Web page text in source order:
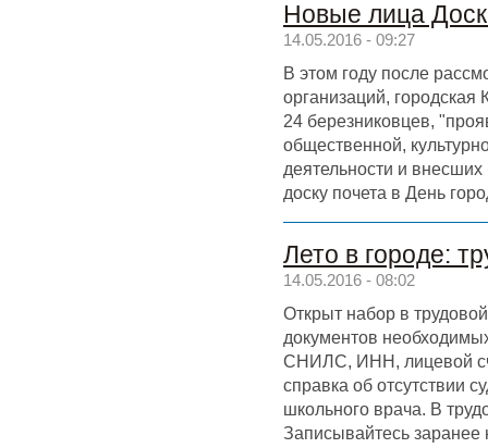
Новые лица
14.05.2016 - 09:27
В этом году после
организаций,
24 березниковцев,
общественной,
деятельности и
доску почета в День
Лето в городе:
14.05.2016 - 08:02
Открыт набор в
документов
СНИЛС, ИНН, лицевой
справка об отсутствии
школьного врача. В
Записывайтесь